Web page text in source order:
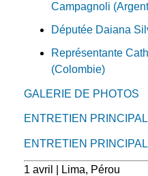
Campagnoli
Députée Daiana
Représentante
(Colombie)
GALERIE DE PHOTOS
ENTRETIEN
ENTRETIEN
1 avril | Lima, Pérou